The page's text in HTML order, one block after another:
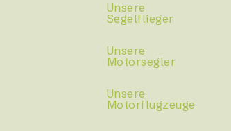
Unsere
Segelflieger
Unsere
Motorsegler
Unsere
Motorflugzeuge